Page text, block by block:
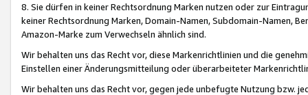
8. Sie dürfen in keiner Rechtsordnung Marken nutzen oder zur
keiner Rechtsordnung Marken, Domain-Namen, Subdomain-Namen,
Amazon-Marke zum Verwechseln ähnlich sind.
Wir behalten uns das Recht vor, diese Markenrichtlinien und die
Einstellen einer Änderungsmitteilung oder überarbeiteter
Wir behalten uns das Recht vor, gegen jede unbefugte Nutzung bzw.